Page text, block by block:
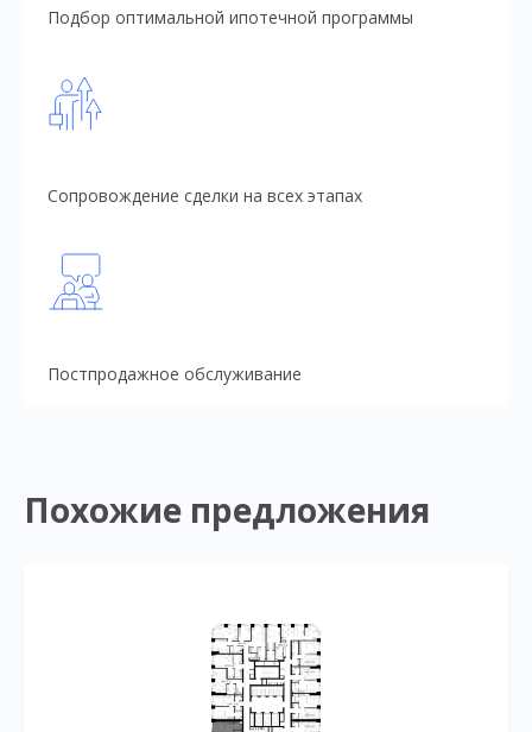
Подбор оптимальной ипотечной программы
Сопровождение сделки на всех этапах
Постпродажное обслуживание
Похожие предложения